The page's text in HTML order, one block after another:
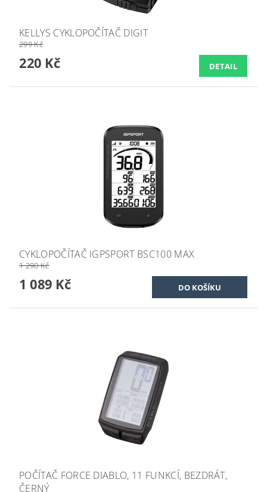
KELLYS CYKLOPOČÍTAČ DIGIT
299 Kč
220 Kč DETAIL
CYKLOPOČÍTAČ IGPSPORT BSC100 MAX
1 290 Kč
1 089 Kč
POČÍTAČ FORCE DIABLO, 11 FUNKCÍ, BEZDRÁT,
ČERNÝ